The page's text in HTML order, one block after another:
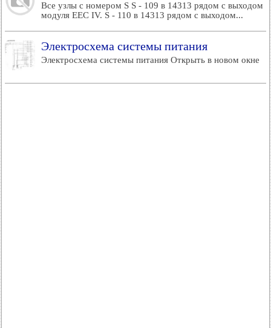
Все узлы с номером S S - 109 в 14313 рядом с выходом
модуля EEC IV. S - 110 в 14313 рядом с выходом...
Электросхема системы питания
Электросхема системы питания Открыть в новом окне